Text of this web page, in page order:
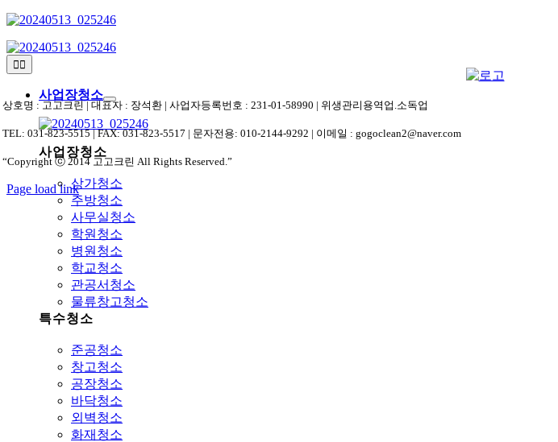
Skip
content
Toggle
Navigation
사업장청소
사업장청소
상가청소
주방청소
사무실청소
학원청소
병원청소
학교청소
관공서청소
물류창고청소
특수청소
준공청소
창고청소
공장청소
바닥청소
외벽청소
화재청소
상호명 : 고고크린 | 대표자 : 장석환 | 사업자등록번호 : 231-01-58990 | 위생관리용역업.소독업
TEL: 031-823-5515 | FAX: 031-823-5517 | 문자전용: 010-2144-9292 | 이메일 : gogoclean2@naver.com
“Copyright ⓒ 2014 고고크린 All Rights Reserved.”
Page load link